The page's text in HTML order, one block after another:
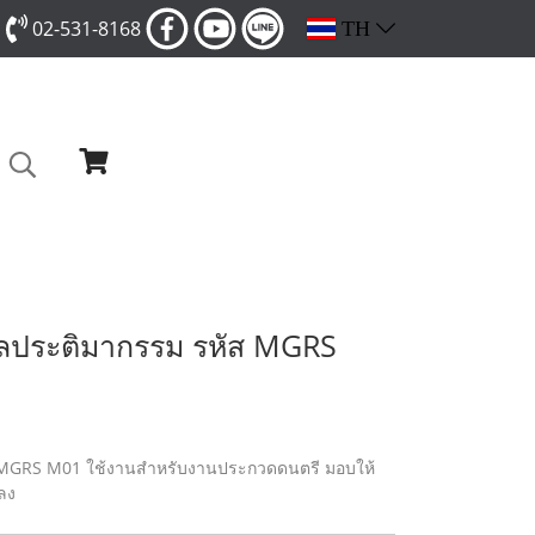
02-531-8168 TH
ระติมากรรม รหัส MGRS
M01 ใช้งานสำหรับงานประกวดดนตรี มอบให้
ง